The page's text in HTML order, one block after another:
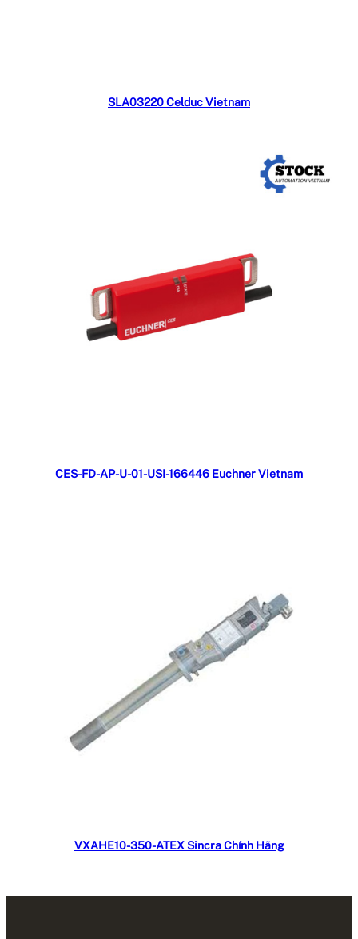
Đọc tiếp
SLA03220 Celduc Vietnam
Đọc tiếp
CES-FD-AP-U-01-USI-166446 Euchner Vietnam
Đọc tiếp
VXAHE10-350-ATEX Sincra Chính Hãng